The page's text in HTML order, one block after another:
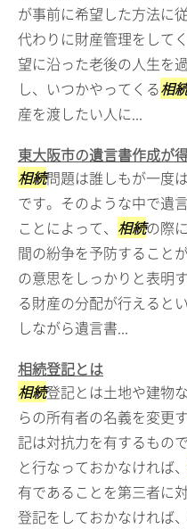
が事前に希望した方法に
代わりに財産管理をして
望に沿った老後の人生を
し、いつかやってくる相
産を渡したい人に...
東大阪市の遺言書作成が
相続問題は誰しもが一度
です。そのような中で遺
ことによって、 相続の際
間の紛争を予防すること
の意思をしっかりと表明
る財産の分配が行えると
しながら遺言書...
相続登記とは
相続登記とは土地や建物
らの所有者の名義を変更
記は対抗力を有するもので
と行なっておかなければ、
有であることを第三者に
登記をしておかなければ